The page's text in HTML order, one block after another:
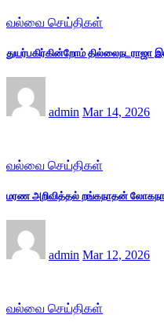
வல்வை செய்திகள்
துயர்பகிர்கின்றோம்
admin Mar 14, 2026
வல்வை செய்திகள்
மரண அறிவித்தல் றங்கநாதன்
admin Mar 12, 2026
வல்வை செய்திகள்